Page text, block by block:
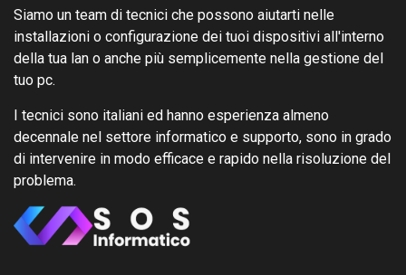
Siamo un team di tecnici che possono aiutarti nelle
installazioni o configurazione dei tuoi dispositivi all'interno
della tua lan o anche più semplicemente nella gestione del
tuo pc.
I tecnici sono italiani ed hanno esperienza almeno
decennale nel settore informatico e supporto, sono in grado
di intervenire in modo efficace e rapido nella risoluzione del
problema.